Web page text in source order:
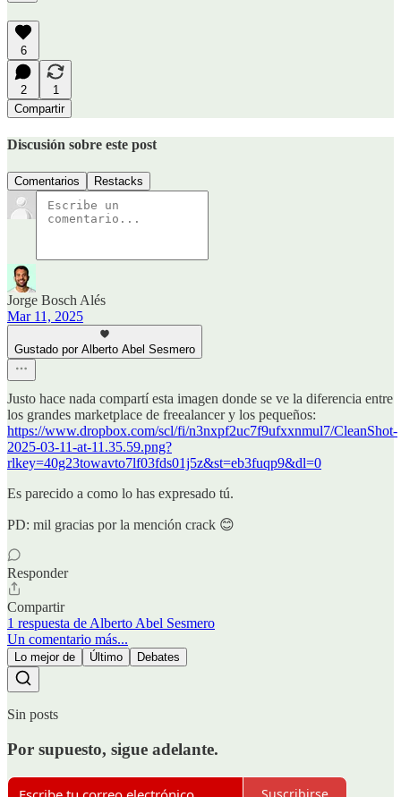
6
2
1
Compartir
Discusión sobre este post
Comentarios Restacks
Jorge Bosch Alés
Mar 11, 2025
Gustado por Alberto Abel Sesmero
Justo hace nada compartí esta imagen donde se ve la diferencia entre
los grandes marketplace de freealancer y los pequeños:
https://www.dropbox.com/scl/fi/n3nxpf2uc7f9ufxxnmul7/CleanShot-
2025-03-11-at-11.35.59.png?
rlkey=40g23towavto7lf03fds01j5z&st=eb3fuqp9&dl=0
Es parecido a como lo has expresado tú.
PD: mil gracias por la mención crack 😊
Responder
Compartir
1 respuesta de Alberto Abel Sesmero
Un comentario más...
Lo mejor de Último Debates
Sin posts
Por supuesto, sigue adelante.